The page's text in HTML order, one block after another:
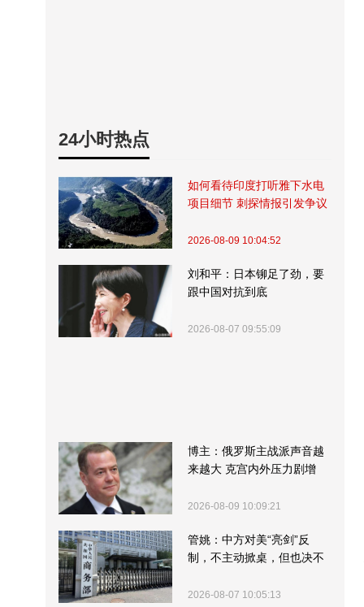
24小时热点
如何看待印度打听雅下水电
项目细节 刺探情报引发争议
2026-08-09 10:04:52
刘和平：日本铆足了劲，要
跟中国对抗到底
2026-08-07 09:55:09
博主：俄罗斯主战派声音越
来越大 克宫内外压力剧增
2026-08-09 10:09:21
管姚：中方对美“亮剑”反
制，不主动掀桌，但也决不
2026-08-07 10:05:13